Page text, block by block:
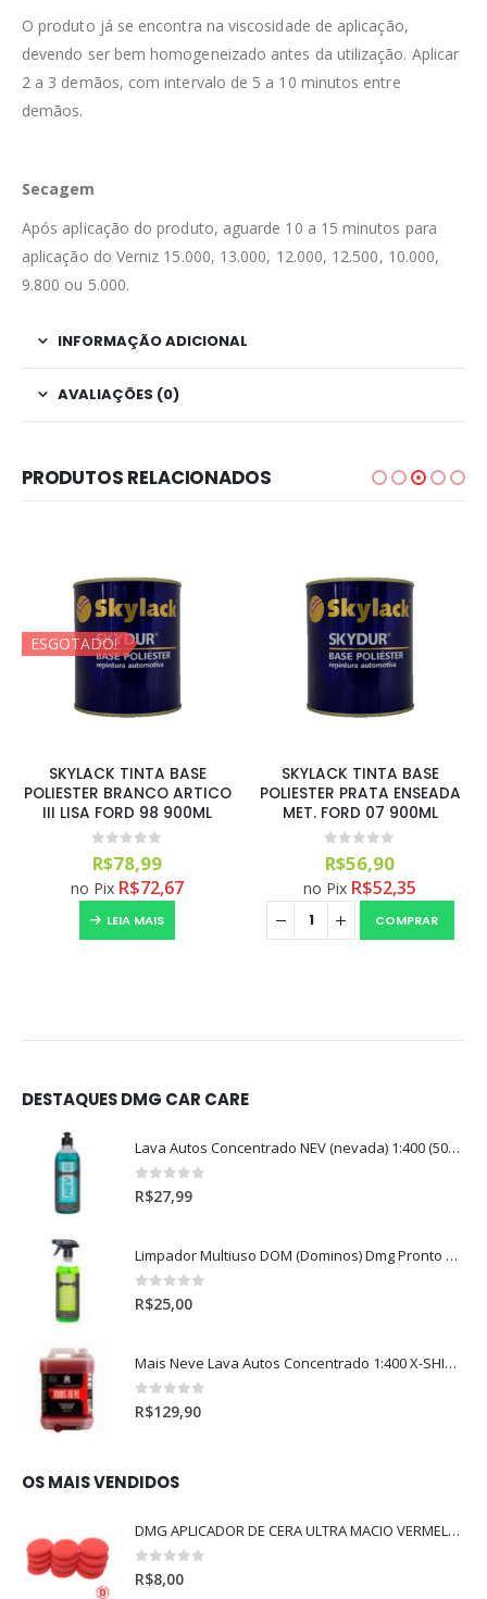
O produto já se encontra na viscosidade de aplicação,
devendo ser bem homogeneizado antes da utilização. Aplicar
2 a 3 demãos, com intervalo de 5 a 10 minutos entre
demãos.
Secagem
Após aplicação do produto, aguarde 10 a 15 minutos para
aplicação do Verniz 15.000, 13.000, 12.000, 12.500, 10.000,
9.800 ou 5.000.
INFORMAÇÃO ADICIONAL
AVALIAÇÕES (0)
PRODUTOS RELACIONADOS
ESGOTADO!
SKYLACK TINTA BASE
POLIESTER BRANCO ARTICO
III LISA FORD 98 900ML
0 out of 5
R$78,99
no Pix R$72,67
LEIA MAIS
SKYLACK TINTA BASE
POLIESTER PRATA ENSEADA
MET. FORD 07 900ML
0 out of 5
R$56,90
no Pix R$52,35
COMPRAR
DESTAQUES DMG CAR CARE
Lava Autos Concentrado NEV (nevada) 1:400 (500ml)
0out of 5
R$27,99
Limpador Multiuso DOM (Dominos) Dmg Pronto P/Uso (500ml)
0out of 5
R$25,00
Mais Neve Lava Autos Concentrado 1:400 X-SHINE 5Litros
0 out of 5
R$129,90
OS MAIS VENDIDOS
DMG APLICADOR DE CERA ULTRA MACIO VERMELHO l
0 out of 5
R$8,00